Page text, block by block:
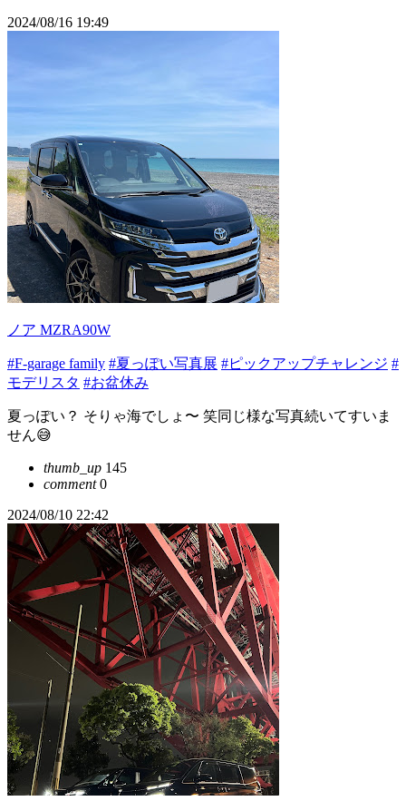
2024/08/16 19:49
ノア MZRA90W
#F-garage family #夏っぽい写真展 #ピックアップチャレンジ #
モデリスタ #お盆休み
夏っぽい？ そりゃ海でしょ〜 笑同じ様な写真続いてすいま
せん😅
thumb_up 145
comment0
2024/08/10 22:42